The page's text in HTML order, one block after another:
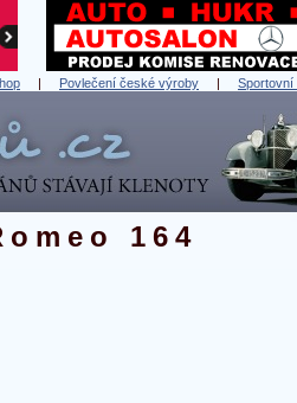
| Povlečení české výroby | Sportovní
164